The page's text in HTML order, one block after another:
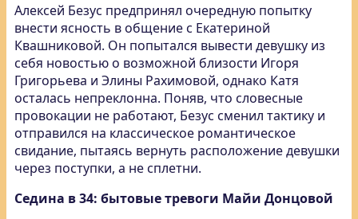
Алексей Безус предпринял очередную попытку
внести ясность в общение с Екатериной
Квашниковой. Он попытался вывести девушку из
себя новостью о возможной близости Игоря
Григорьева и Элины Рахимовой, однако Катя
осталась непреклонна. Поняв, что словесные
провокации не работают, Безус сменил тактику и
отправился на классическое романтическое
свидание, пытаясь вернуть расположение девушки
через поступки, а не сплетни.
Седина в 34: бытовые тревоги Майи Донцовой